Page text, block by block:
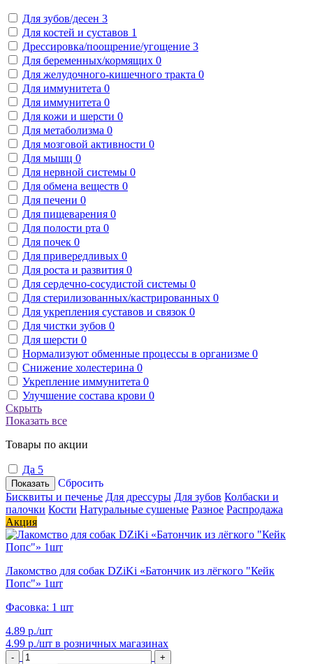
Для зубов/десен 3
Для костей и суставов 1
Дрессировка/поощрение/угощение 3
Для беременных/кормящих 0
Для желудочного-кишечного тракта 0
Для иммунитета 0
Для иммунитета 0
Для кожи и шерсти 0
Для метаболизма 0
Для мозговой активности 0
Для мышц 0
Для нервной системы 0
Для обмена веществ 0
Для печени 0
Для пищеварения 0
Для полости рта 0
Для почек 0
Для привередливых 0
Для роста и развития 0
Для сердечно-сосудистой системы 0
Для стерилизованных/кастрированных 0
Для укрепления суставов и связок 0
Для чистки зубов 0
Для шерсти 0
Нормализуют обменные процессы в организме 0
Снижение холестерина 0
Укрепление иммунитета 0
Улучшение состава крови 0
Скрыть
Показать все
Товары по акции
Да 5
Показать
Сбросить
Бисквиты и печенье Для дрессуры Для зубов Колбаски и
палочки Кости Натуральные сушеные Разное Распродажа
Акция
Лакомство для собак DZiKi «Батончик из лёгкого "Кейк
Попс"» 1шт
Фасовка: 1 шт
4.89 р./шт
4.99 р./шт в розничных магазинах
-
+